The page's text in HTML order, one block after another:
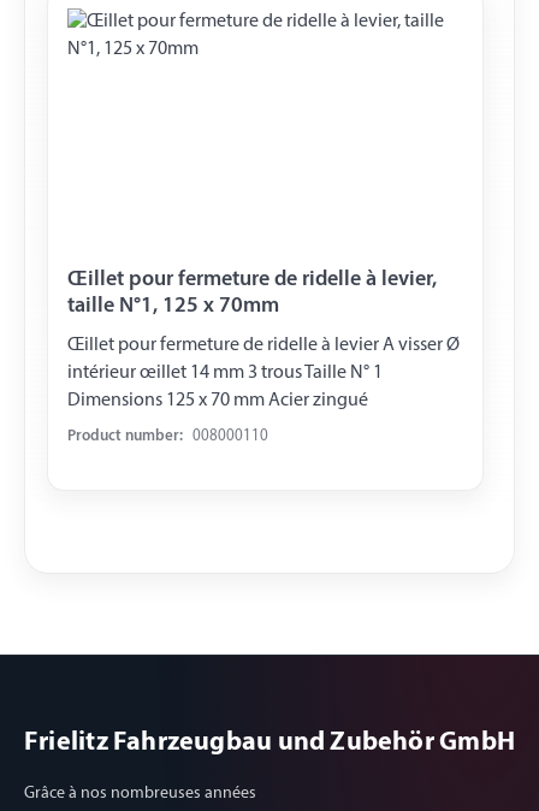
Œillet pour fermeture de ridelle à levier,
taille N°1, 125 x 70mm
Œillet pour fermeture de ridelle à levier A visser Ø
intérieur œillet 14 mm 3 trous Taille N° 1
Dimensions 125 x 70 mm Acier zingué
Product number: 008000110
Frielitz Fahrzeugbau und Zubehör GmbH
Grâce à nos nombreuses années